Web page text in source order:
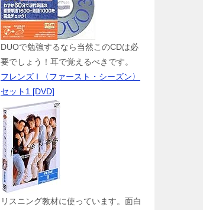
DUOで勉強するなら当然このCDは必
要でしょう！耳で覚えるべきです。
フレンズ I 〈ファースト・シーズン〉
セット1 [DVD]
リスニング教材に使っています。面白